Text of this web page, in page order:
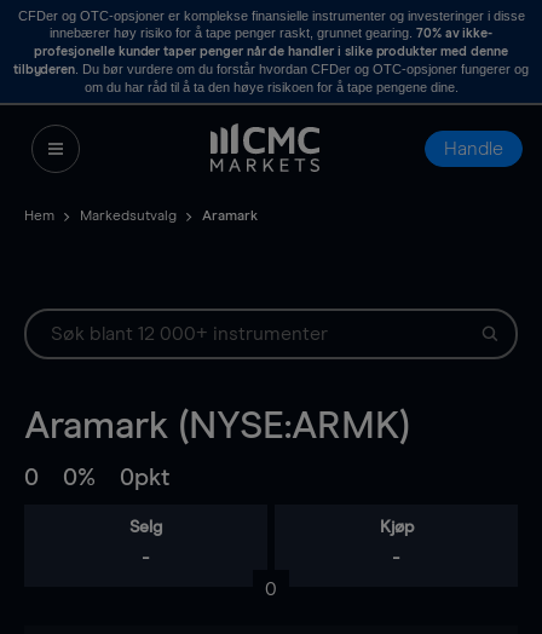
CFDer og OTC-opsjoner er komplekse finansielle instrumenter og investeringer i disse
innebærer høy risiko for å tape penger raskt, grunnet gearing. 70% av ikke-
profesjonelle kunder taper penger når de handler i slike produkter med denne
tilbyderen . Du bør vurdere om du forstår hvordan CFDer og OTC-opsjoner fungerer og
om du har råd til å ta den høye risikoen for å tape pengene dine.
Handle
Hem Markedsutvalg Aramark
Aramark (NYSE:ARMK)
0 0% 0pkt
Selg
-
Kjøp
-
0